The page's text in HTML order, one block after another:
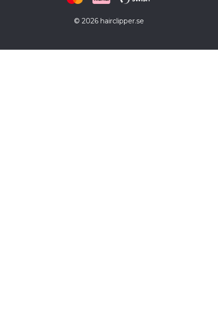
© 2026 hairclipper.se